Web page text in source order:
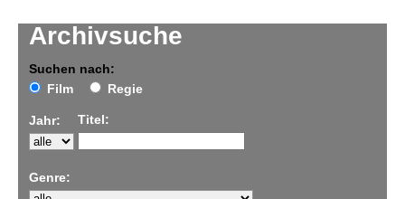
Archivsuche
Suchen nach:
Film
Regie
Jahr: Titel:
Genre: